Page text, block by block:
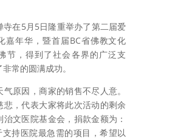
寺在5月5日隆重举办了第二届爱
嘉年华，暨首届BC省佛教文化
节，得到了社会各界的广泛支
常的圆满成功。
原因，商家的销售不尽人意。
悲，代表大家将此次活动的剩余
治文医院基金会，捐款金额为：
支持医院最急需的项目，希望以